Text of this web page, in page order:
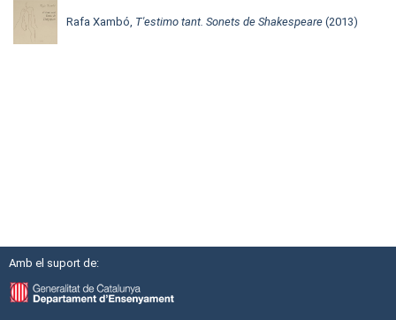
Rafa Xambó, T'estimo tant. Sonets de Shakespeare (2013)
Amb el suport de: